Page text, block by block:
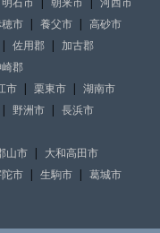
市 養父市
高砂市
佐用郡
加古郡
郡
市 栗東市
湖南市
野洲市
長浜市
山市
大和高田市
市 生駒市
葛城市